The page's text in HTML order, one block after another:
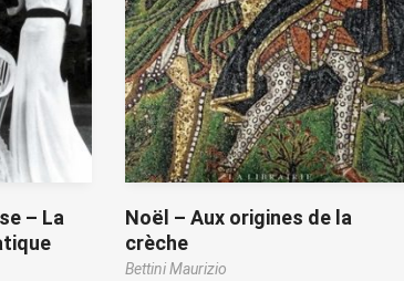
– La
Noël – Aux origines de la
crèche
Bettini Maurizio